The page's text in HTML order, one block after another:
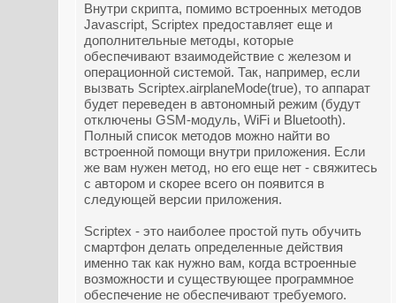
Внутри скрипта, помимо встроенных методов
Javascript, Scriptex предоставляет еще и
дополнительные методы, которые
обеспечивают взаимодействие с железом и
операционной системой. Так, например, если
вызвать Scriptex.airplaneMode(true), то аппарат
будет переведен в автономный режим (будут
отключены GSM-модуль, WiFi и Bluetooth).
Полный список методов можно найти во
встроенной помощи внутри приложения. Если
же вам нужен метод, но его еще нет - свяжитесь
с автором и скорее всего он появится в
следующей версии приложения.
Scriptex - это наиболее простой путь обучить
смартфон делать определенные действия
именно так как нужно вам, когда встроенные
возможности и существующее программное
обеспечение не обеспечивают требуемого.